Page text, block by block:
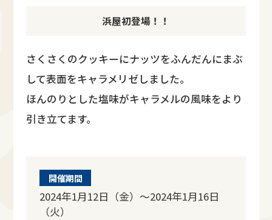
浜屋初登場！！
さくさくのクッキーにナッツをふんだんにまぶ
して表面をキャラメリゼしました。
ほんのりとした塩味がキャラメルの風味をより
引き立てます。
開催期間
2024年1月12日（金）～2024年1月16日
（火）